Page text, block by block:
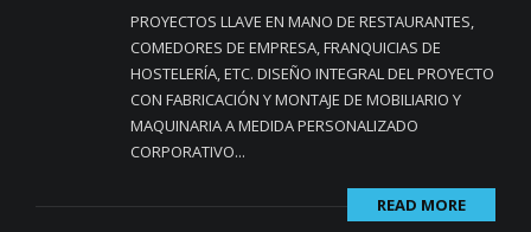
PROYECTOS LLAVE EN MANO DE RESTAURANTES,
COMEDORES DE EMPRESA, FRANQUICIAS DE
HOSTELERÍA, ETC. DISEÑO INTEGRAL DEL PROYECTO
CON FABRICACIÓN Y MONTAJE DE MOBILIARIO Y
MAQUINARIA A MEDIDA PERSONALIZADO
CORPORATIVO...
READ MORE